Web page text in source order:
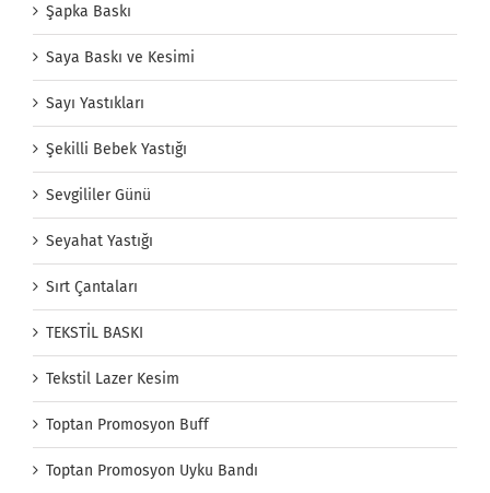
Şapka Baskı
Saya Baskı ve Kesimi
Sayı Yastıkları
Şekilli Bebek Yastığı
Sevgililer Günü
Seyahat Yastığı
Sırt Çantaları
TEKSTİL BASKI
Tekstil Lazer Kesim
Toptan Promosyon Buff
Toptan Promosyon Uyku Bandı